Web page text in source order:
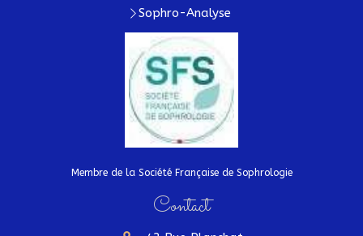
Sophro-Analyse
Membre de la Société Française de Sophrologie
Contact